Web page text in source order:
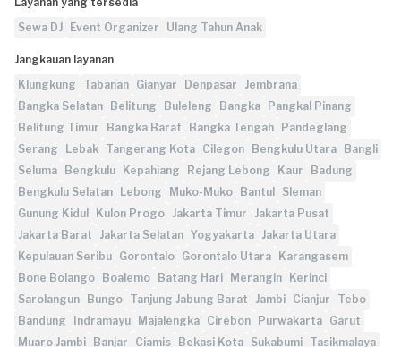
Sewa DJ
Event Organizer Ulang Tahun Anak
Jangkauan layanan
Klungkung
Tabanan Gianyar Denpasar
Jembrana
Bangka Selatan
Belitung Buleleng Bangka
Pangkal Pinang
Belitung Timur
Bangka Barat Bangka Tengah
Pandeglang
Serang
Lebak Tangerang Kota Cilegon Bengkulu Utara
Bangli
Seluma
Bengkulu Kepahiang Rejang Lebong Kaur
Badung
Bengkulu Selatan
Lebong Muko-Muko Bantul
Sleman
Gunung Kidul
Kulon Progo Jakarta Timur
Jakarta Pusat
Jakarta Barat
Jakarta Selatan Yogyakarta Jakarta Utara
Kepulauan Seribu Gorontalo Gorontalo Utara
Karangasem
Bone Bolango
Boalemo Batang Hari Merangin
Kerinci
Sarolangun
Bungo Tanjung Jabung Barat Jambi Cianjur
Tebo
Bandung
Indramayu Majalengka Cirebon Purwakarta Garut
Muaro Jambi
Banjar Ciamis Bekasi Kota Sukabumi Tasikmalaya